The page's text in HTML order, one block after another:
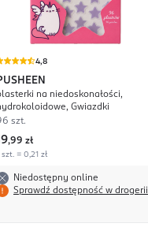
4,8
na niedoskonałości,
Gwiazdki
szt.
,99 zł
szt. = 0,21 zł
Niedostępny online
Sprawdź dostępność w drogerii